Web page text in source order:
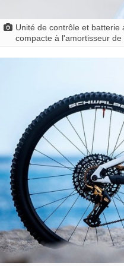
Unité de contrôle et batterie
compacte à l'amortisseur de